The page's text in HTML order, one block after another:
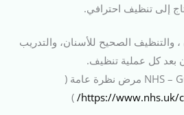
إلى تنظيف احترافي.
، والتنظيف الصحيح للأسنان، والتدريب
بعد كل عملية تنظيف.
https://www.nhs.uk/
)